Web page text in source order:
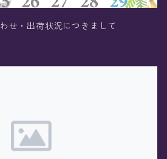
せ・出荷状況につきまして